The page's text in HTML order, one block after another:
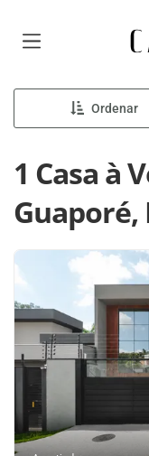
Ordenar
1 Casa à
Guaporé,